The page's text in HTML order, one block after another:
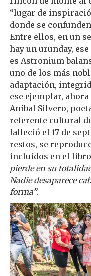
“lugar de
donde se
Entre ellos, en un
hay un urunday,
es Astronium
uno de los más
adaptación,
ese ejemplar,
Aníbal Silvero,
referente cultural
falleció el 17 de
restos, se
incluidos en el
pierde en su
Nadie desaparece
forma”.